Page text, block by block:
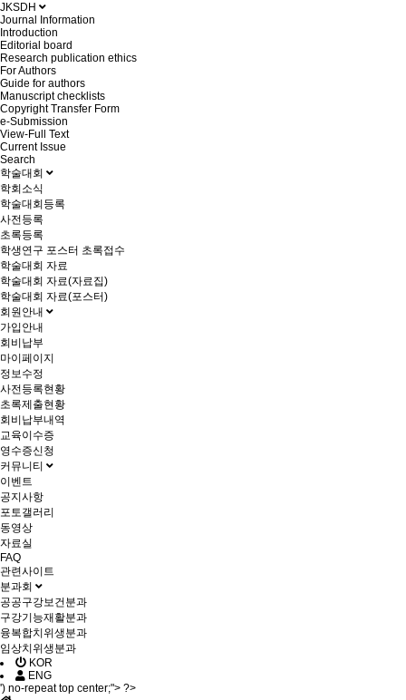
JKSDH
Journal Information
Introduction
Editorial board
Research publication ethics
For Authors
Guide for authors
Manuscript checklists
Copyright Transfer Form
e-Submission
View-Full Text
Current Issue
Search
학술대회
학회소식
학술대회등록
사전등록
초록등록
학생연구 포스터 초록접수
학술대회 자료
학술대회 자료(자료집)
학술대회 자료(포스터)
회원안내
가입안내
회비납부
마이페이지
정보수정
사전등록현황
초록제출현황
회비납부내역
교육이수증
영수증신청
커뮤니티
이벤트
공지사항
포토갤러리
동영상
자료실
FAQ
관련사이트
분과회
공공구강보건분과
구강기능재활분과
융복합치위생분과
임상치위생분과
KOR
ENG
') no-repeat top center;"> ?>